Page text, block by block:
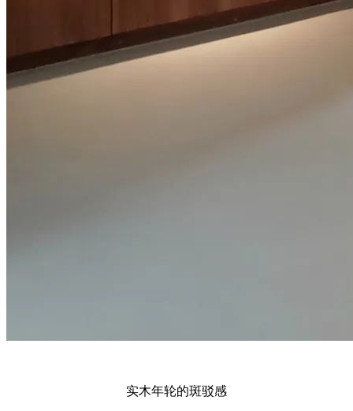
实木年轮的斑驳感